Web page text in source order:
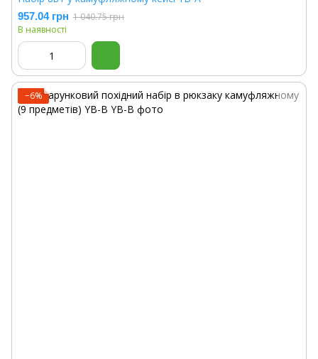
957.04 грн 1 040.75 грн
В наявності
−6%